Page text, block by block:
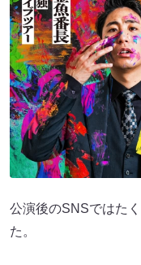
公演後のSNSではた
た。